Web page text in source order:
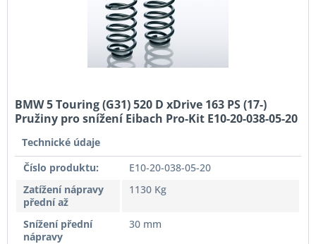
BMW 5 Touring (G31) 520 D xDrive 163 PS (17-)
Pružiny pro snížení Eibach Pro-Kit E10-20-038-05-20
Technické údaje
Číslo produktu:
E10-20-038-05-20
Zatížení nápravy
přední až
1130 Kg
Snížení přední
nápravy
30 mm